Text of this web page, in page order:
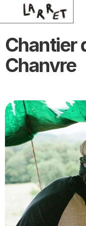
Chantier
Chanvre